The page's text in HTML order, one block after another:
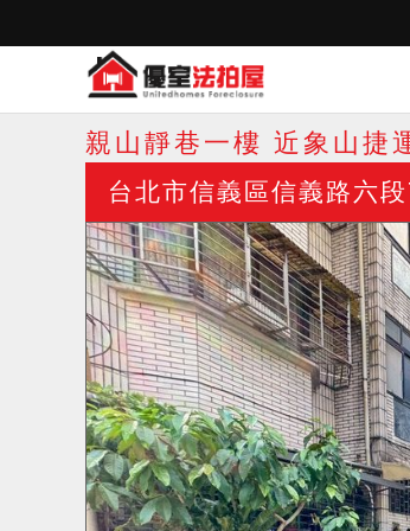
親山靜巷一樓 近象山捷
台北市信義區信義路六